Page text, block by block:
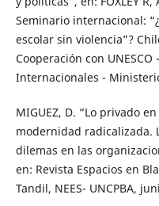
Seminario internacional:
escolar sin violencia”?
Cooperación con
Internacionales -
MIGUEZ, D. “Lo privado
modernidad radicalizada.
dilemas en las
en: Revista Espacios en
Tandil, NEES- UNCPBA,